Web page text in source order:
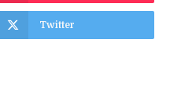
Twitter